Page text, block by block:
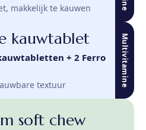
makkelijk te kauwen
kauwtablet
+ 2 Ferro
textuur Multivitamine
soft chew